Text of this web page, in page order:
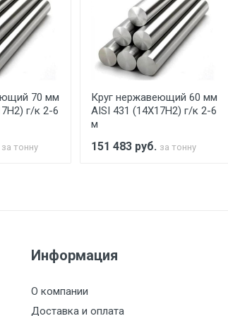
обязан обеспечить подъезные
индивидуально.
6500 с НДС
7500 с НДС
70 мм
г/к 2-6
за тонну
Круг нержавеющий 60 мм
AISI 431 (14Х17Н2) г/к 2-6
м
151 483 руб. за тонну
Информация
О компании
Доставка и оплата